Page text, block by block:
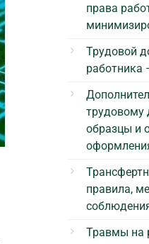
права
Трудовой
работника
трудовому
образцы и
правила,
Травмы на